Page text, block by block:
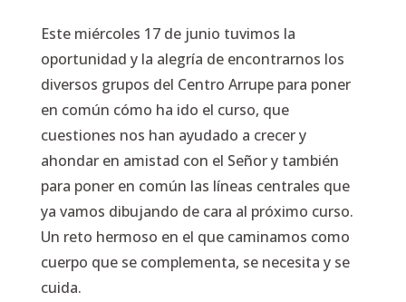
Este miércoles 17 de junio tuvimos la
oportunidad y la alegría de encontrarnos los
diversos grupos del Centro Arrupe para poner
en común cómo ha ido el curso, que
cuestiones nos han ayudado a crecer y
ahondar en amistad con el Señor y también
para poner en común las líneas centrales que
ya vamos dibujando de cara al próximo curso.
Un reto hermoso en el que caminamos como
cuerpo que se complementa, se necesita y se
cuida.